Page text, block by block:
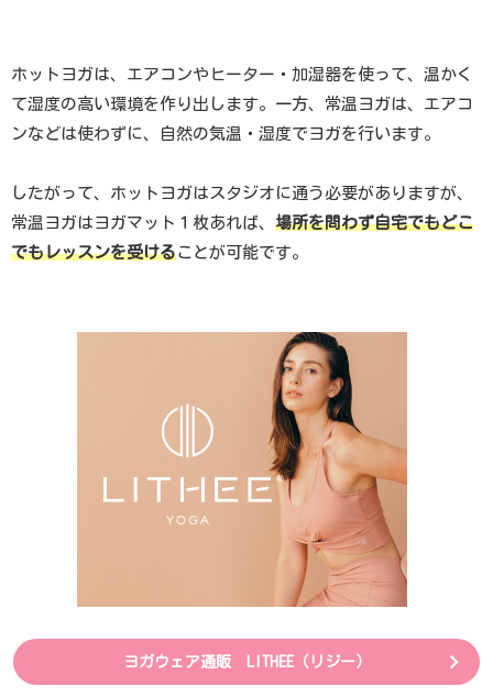
ホットヨガは、エアコンやヒーター・加湿器を使って、温かく
て湿度の高い環境を作り出します。一方、常温ヨガは、エアコ
ンなどは使わずに、自然の気温・湿度でヨガを行います。
したがって、ホットヨガはスタジオに通う必要がありますが、
常温ヨガはヨガマット１枚あれば、 場所を問わず自宅でもどこ
でもレッスンを受けることが可能です。
ヨガウェア通販 LITHEE（リジー）